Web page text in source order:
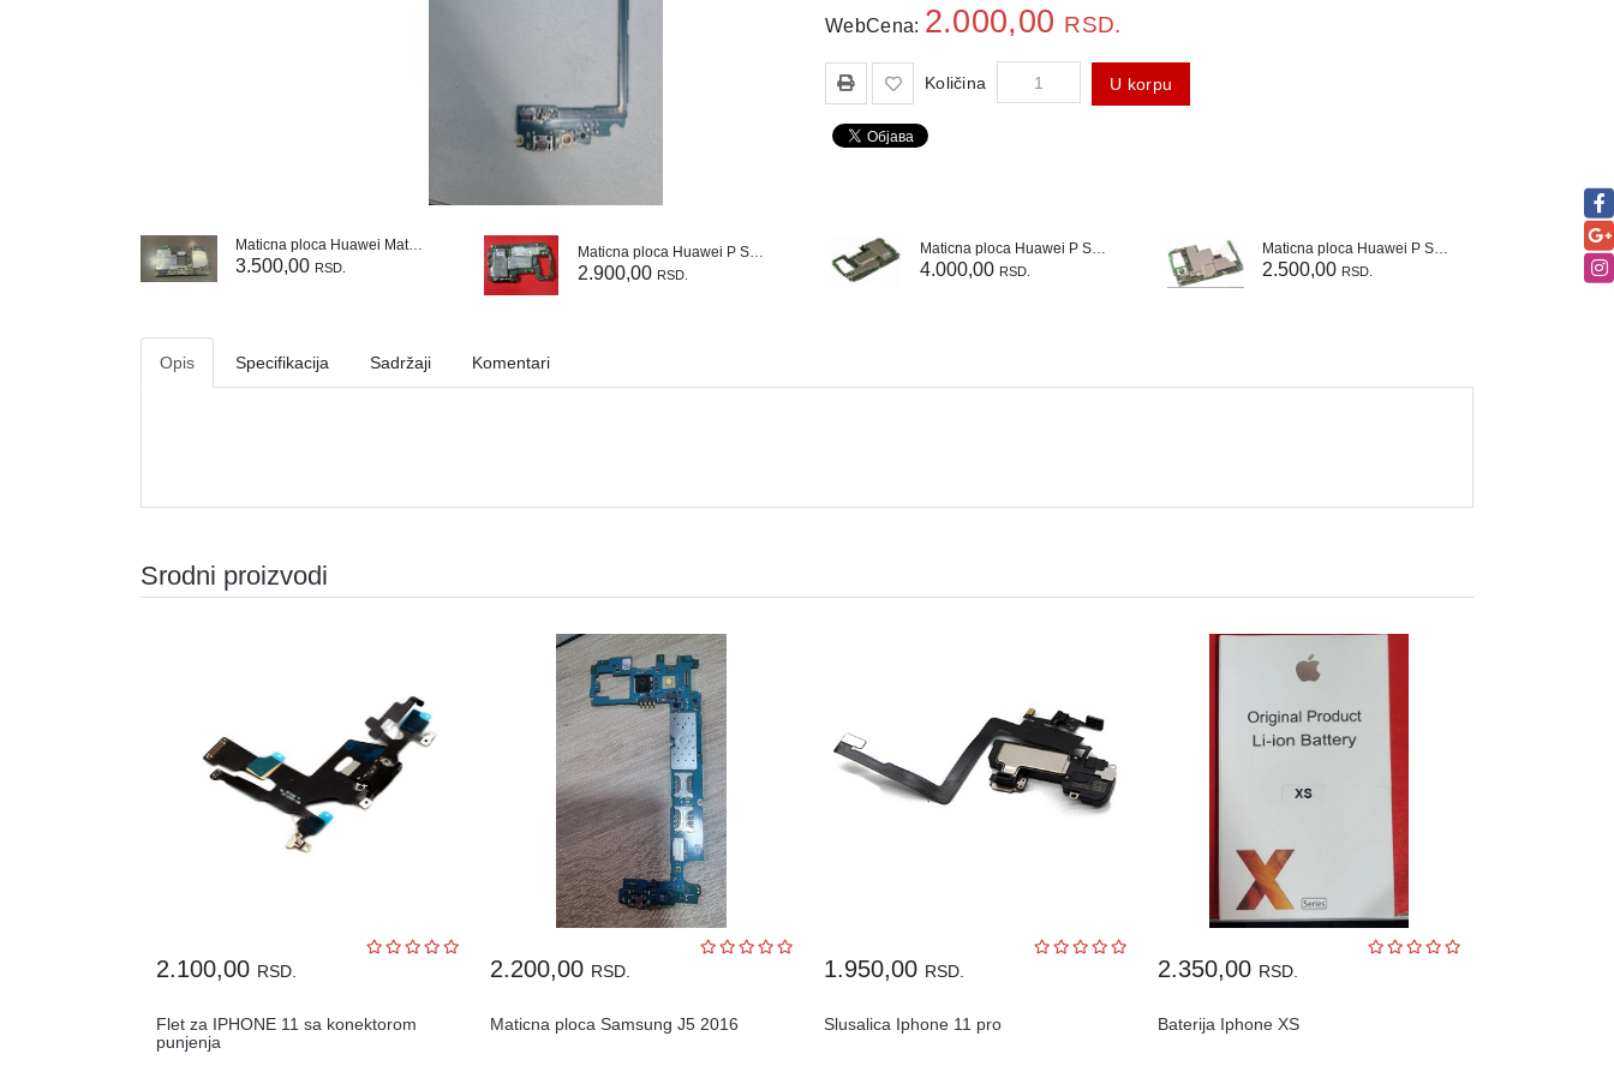
WebCena: 2.000,00 RSD.
Količina U korpu
Maticna ploca Huawei Mate 20lite
3.500,00 RSD.
Maticna ploca Huawei P Smart 2019
2.900,00 RSD.
Maticna ploca Huawei P Smart 2021
4.000,00 RSD.
Maticna ploca Huawei P Smart Z
2.500,00 RSD.
Opis Specifikacija Sadržaji Komentari
Srodni proizvodi
2.100,00 RSD.
Flet za IPHONE 11 sa konektorom
punjenja
2.200,00 RSD.
Maticna ploca Samsung J5 2016
1.950,00 RSD.
Slusalica Iphone 11 pro
2.350,00 RSD.
Baterija Iphone XS